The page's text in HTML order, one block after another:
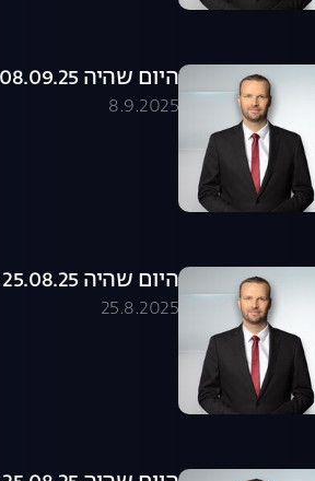
היום שהיה 08.09.25 - התכנית המלאה
8.9.2025
היום שהיה 25.08.25 - התכנית המלאה
25.8.2025